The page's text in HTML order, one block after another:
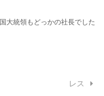
大統領もどっかの社長でした
レス